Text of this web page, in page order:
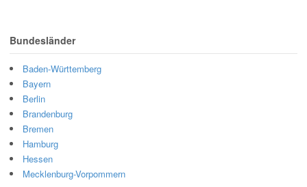
Bundesländer
Baden-Württemberg
Bayern
Berlin
Brandenburg
Bremen
Hamburg
Hessen
Mecklenburg-Vorpommern